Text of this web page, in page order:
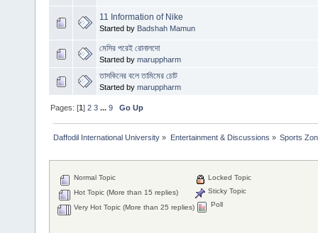
11 Information of Nike
Started by Badshah Mamun
মেসির পরেই রোনালদো
Started by maruppharm
তাসকিনের বলে তামিমের চোট
Started by maruppharm
Pages: [1]2 3 ...9 Go Up
Daffodil International University » Entertainment & Discussions » Sports
Normal Topic
Hot Topic (More than 15 replies)
Very Hot Topic (More than 25 replies)
Locked Topic
Sticky Topic
Poll